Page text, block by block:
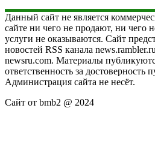
Данный сайт не является
сайте ни чего не продают, ни чего
услуги не оказываются. Сайт
новостей RSS канала
newsru.com. Материалы
ответственность за достоверность
Администрация сайта не несёт.
Сайт от bmb2 @ 2024